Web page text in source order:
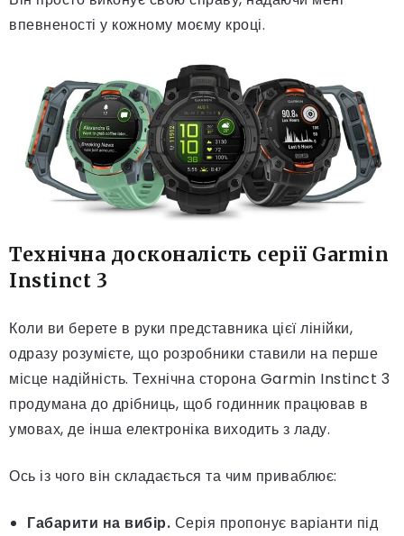
впевненості у кожному моєму кроці.
Технічна досконалість серії Garmin
Instinct 3
Коли ви берете в руки представника цієї лінійки,
одразу розумієте, що розробники ставили на перше
місце надійність. Технічна сторона Garmin Instinct 3
продумана до дрібниць, щоб годинник працював в
умовах, де інша електроніка виходить з ладу.
Ось із чого він складається та чим приваблює:
Габарити на вибір. Серія пропонує варіанти під